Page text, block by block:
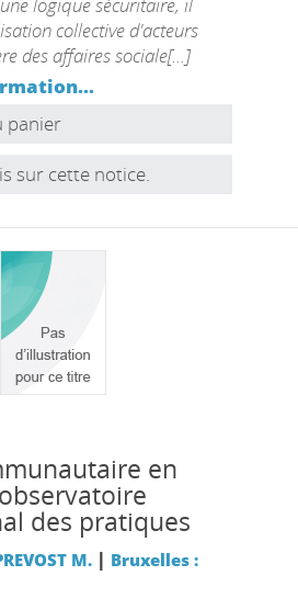
collective d'acteurs
des affaires sociale[...]
panier
sur cette notice.
en
des pratiques
M. | Bruxelles :